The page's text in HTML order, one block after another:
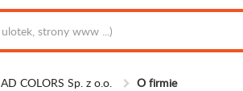
AD COLORS Sp. z o.o. O firmie